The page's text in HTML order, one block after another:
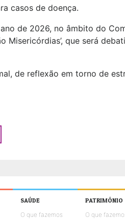
casos de doença.
de 2026, no âmbito do
Misericórdias’, que será
de reflexão em torno de
SAÚDE
O que fazemos
PATRIMÓNIO
O que